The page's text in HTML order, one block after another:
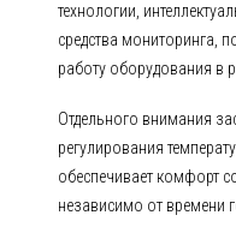
технологии,
средства мониторинга,
работу оборудования в
Отдельного внимания
регулирования
обеспечивает комфорт
независимо от времени